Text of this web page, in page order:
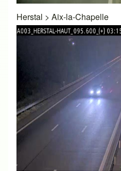
Herstal > Aix-la-Chapelle